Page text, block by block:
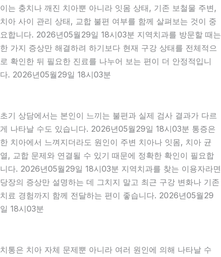
이는 충치나 깨진 치아뿐 아니라 잇몸 상태, 기존 보철물 주변,
치아 사이 관리 상태, 교합 불편 여부를 함께 살펴보는 것이 중
요합니다. 2026년05월29일 18시03분 지역치과를 방문할 때는
한 가지 증상만 해결하려 하기보다 현재 구강 상태를 전체적으
로 확인한 뒤 필요한 진료를 나누어 보는 편이 더 안정적입니
다. 2026년05월29일 18시03분
초기 상담에서는 본인이 느끼는 불편과 실제 검사 결과가 다르
게 나타날 수도 있습니다. 2026년05월29일 18시03분 통증은
한 치아에서 느껴지더라도 원인이 주변 치아나 잇몸, 치아 균
열, 교합 문제와 연결될 수 있기 때문에 정확한 확인이 필요합
니다. 2026년05월29일 18시03분 지역치과를 찾는 이용자라면
당장의 증상만 설명하는 데 그치지 말고 최근 구강 변화나 기존
치료 경험까지 함께 전달하는 편이 좋습니다. 2026년05월29
일 18시03분
치통은 치아 자체 문제뿐 아니라 여러 원인에 의해 나타날 수